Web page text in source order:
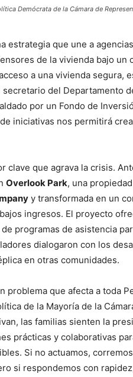
Demócrata de la Cámara de
estrategia que une a
de la vivienda bajo un
a una vivienda segura,
del Departamento
por un Fondo de
iniciativas nos permitirá
clave que agrava la crisis.
Overlook Park, una
y transformada en un
ingresos. El proyecto
programas de asistencia
dialogaron con los
en otras comunidades.
problema que afecta a toda
de la Mayoría de la
las familias sienten la
prácticas y colaborativas
Si no actuamos,
si respondemos con